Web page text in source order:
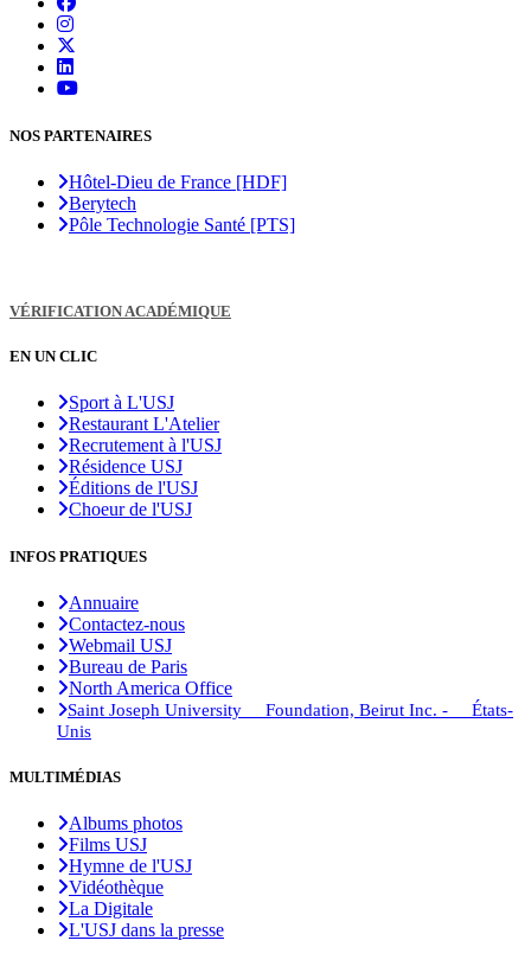
NOS PARTENAIRES
Hôtel-Dieu de France [HDF]
Berytech
Pôle Technologie Santé [PTS]
VÉRIFICATION ACADÉMIQUE
EN UN CLIC
Sport à L'USJ
Restaurant L'Atelier
Recrutement à l'USJ
Résidence USJ
Éditions de l'USJ
Choeur de l'USJ
INFOS PRATIQUES
Annuaire
Contactez-nous
Webmail USJ
Bureau de Paris
North America Office
Saint Joseph University Foundation, Beirut Inc. - États-
Unis
MULTIMÉDIAS
Albums photos
Films USJ
Hymne de l'USJ
Vidéothèque
La Digitale
L'USJ dans la presse